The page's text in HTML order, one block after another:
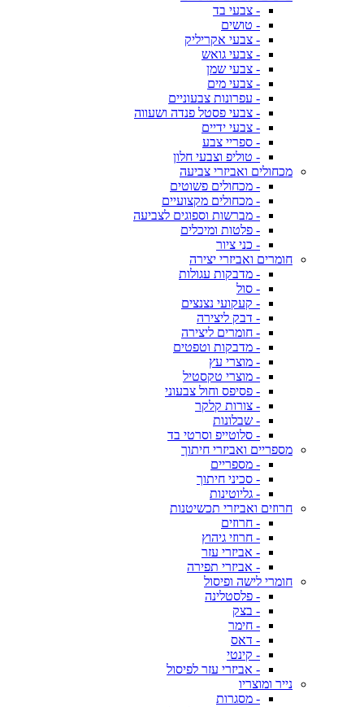
- צבעי בד
- טושים
- צבעי אקריליק
- צבעי גואש
- צבעי שמן
- צבעי מים
- עפרונות צבעוניים
- צבעי פסטל פנדה ושעווה
- צבעי ידיים
- ספריי צבע
- טוליפ וצבעי חלון
מכחולים ואביזרי צביעה
- מכחולים פשוטים
- מכחולים מקצועיים
- מברשות וספוגים לצביעה
- פלטות ומיכלים
- כני ציור
חומרים ואביזרי יצירה
- מדבקות עגולות
- סול
- קעקועי נצנצים
- דבק ליצירה
- חומרים ליצירה
- מדבקות וטפטים
- מוצרי עץ
- מוצרי טקסטיל
- פסיפס וחול צבעוני
- צורות קלקר
- שבלונות
- סלוטייפ וסרטי בד
מספריים ואביזרי חיתוך
- מספריים
- סכיני חיתוך
- גליוטינות
חרוזים ואביזרי תכשיטנות
- חרוזים
- חרוזי גיהוץ
- אביזרי עזר
- אביזרי תפירה
חומרי לישה ופיסול
- פלסטלינה
- בצק
- חימר
- דאס
- קינטי
- אביזרי עזר לפיסול
נייר ומוצריו
- מסגרות